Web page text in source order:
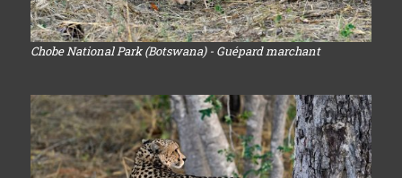
Chobe National Park (Botswana) - Guépard marchant